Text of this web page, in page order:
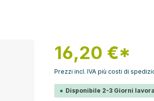
16,20 €*
Prezzi incl. IVA più costi di
Disponibile 2-3 Giorni